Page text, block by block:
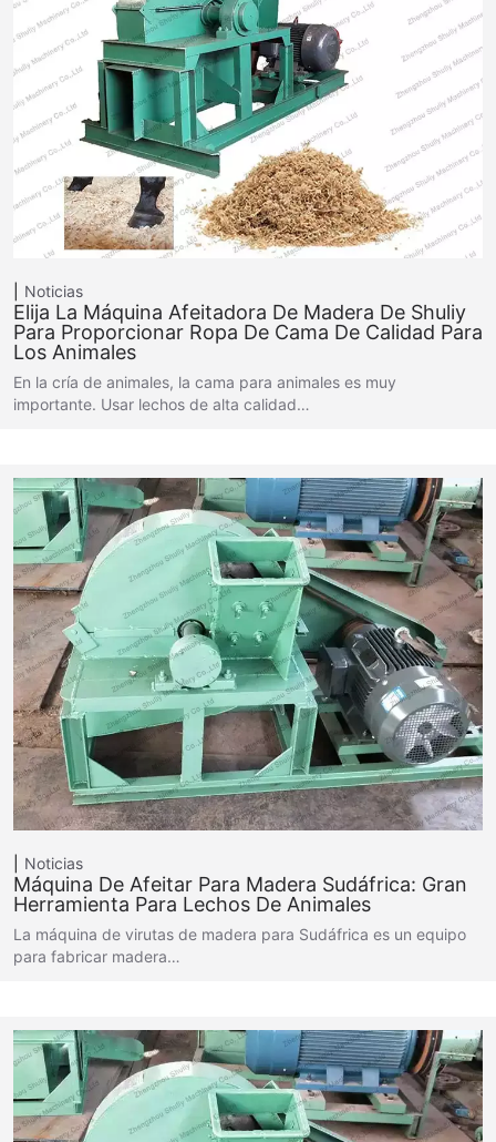
Noticias
Elija La Máquina Afeitadora De Madera De Shuliy
Para Proporcionar Ropa De Cama De Calidad Para
Los Animales
En la cría de animales, la cama para animales es muy
importante. Usar lechos de alta calidad…
Noticias
Máquina De Afeitar Para Madera Sudáfrica: Gran
Herramienta Para Lechos De Animales
La máquina de virutas de madera para Sudáfrica es un equipo
para fabricar madera…